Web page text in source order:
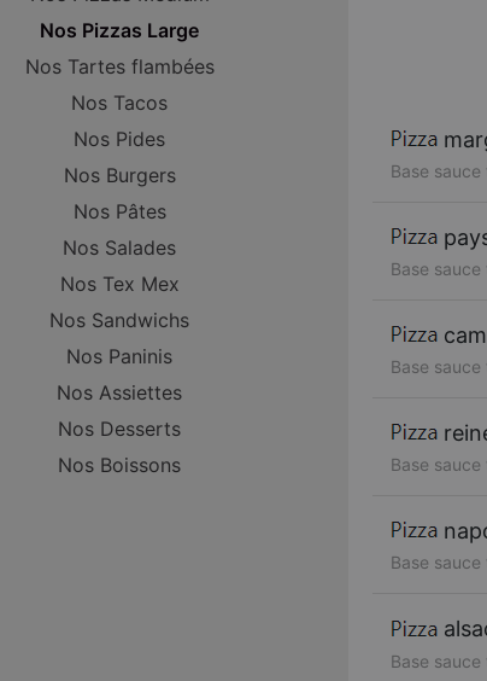
Nos Pizzas Large
Nos Tartes flambées
Nos Tacos
Nos Pides
Nos Burgers
Nos Pâtes
Nos Salades
Nos Tex Mex
Nos Sandwichs
Nos Paninis
Nos Assiettes
Nos Desserts
Nos Boissons
Base
Base
Base
Base
Base
Base